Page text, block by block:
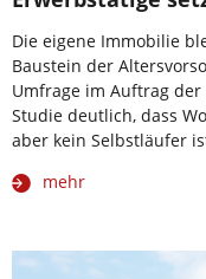
Die eigene Immobilie
Baustein der
Umfrage im Auftrag
Studie deutlich, dass
aber kein Selbstläufer
mehr